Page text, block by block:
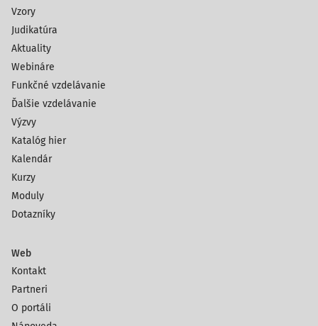
Vzory
Judikatúra
Aktuality
Webináre
Funkčné vzdelávanie
Ďalšie vzdelávanie
Výzvy
Katalóg hier
Kalendár
Kurzy
Moduly
Dotazníky
Web
Kontakt
Partneri
O portáli